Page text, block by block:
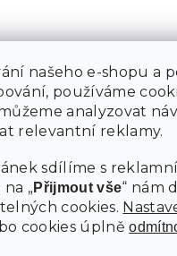
našeho e-shopu a
používáme
analyzovat
relevantní reklamy.
sdílíme s
„Přijmout vše“ nám
cookies.
cookies úplně
STOJANY NA KOŘENKY
SADA 2KS, PŘÍRODNÍ